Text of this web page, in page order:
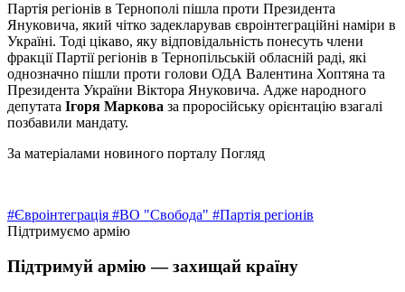
Партія регіонів в Тернополі пішла проти Президента
Януковича, який чітко задекларував євроінтеграційні наміри в
Україні. Тоді цікаво, яку відповідальність понесуть члени
фракції Партії регіонів в Тернопільській обласній раді, які
однозначно пішли проти голови ОДА Валентина Хоптяна та
Президента України Віктора Януковича. Адже народного
депутата Ігоря Маркова за проросійську орієнтацію взагалі
позбавили мандату.
За матеріалами новиного порталу Погляд
#Євроінтеграція #ВО "Свобода" #Партія регіонів
Підтримуємо армію
Підтримуй армію — захищай країну